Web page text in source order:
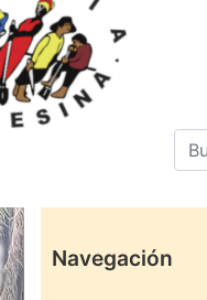
Navegación